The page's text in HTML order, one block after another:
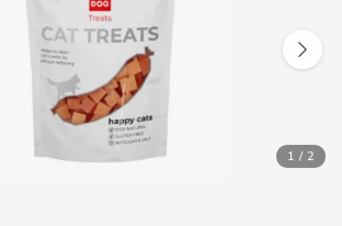
1 / 2